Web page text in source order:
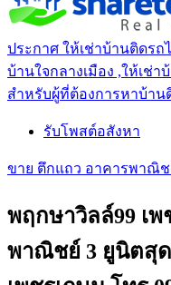
ประกาศ ให้เช่าบ้านติดรถ
บ้านใจกลางเมือง ,ให้เช่
สำหรับผู้ที่ต้องการหาบ้า
รับโพสต์อสังหา
ขาย ตึกแถว อาคารพาณิ
พฤกษาวิลล์99 เพ
พาณิชย์ 3 ยูนิตสุ